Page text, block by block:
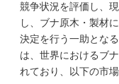
競争状況を評価し、
し、ブナ原木・製材
決定を行う一助とな
は、世界におけるブ
れており、以下の市